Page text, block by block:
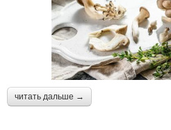
читать дальше →